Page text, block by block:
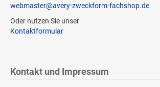
webmaster@avery-zweckform-fachshop.de
Oder nutzen Sie unser
Kontaktformular
Kontakt und Impressum